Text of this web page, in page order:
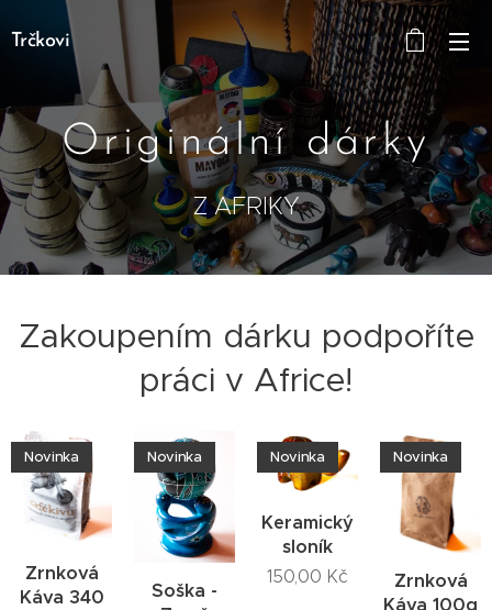
Trčkovi
Originální dárky
Z AFRIKY
Zakoupením dárku podpoříte
práci v Africe!
Zrnková
Káva 340
Novinka
Soška -
Novinka
Keramický
sloník
Novinka
150,00 Kč
Zrnková
Káva 100g
Novinka